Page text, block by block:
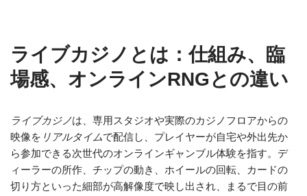
ライブカジノとは：仕組み、臨
場感、オンラインRNGとの違い
ライブカジノは、専用スタジオや実際のカジノフロアからの
映像を リアルタイムで配信し、プレイヤーが自宅や外出先か
ら参加できる次世代のオンラインギャンブル体験を指す。デ
ィーラーの所作、チップの動き、ホイールの回転、カードの
切り方といった細部が高解像度で映し出され、まるで目の前